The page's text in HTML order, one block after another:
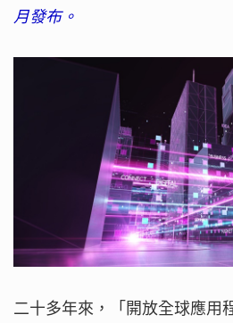
月發布。
二十多年來，「開放全球應用